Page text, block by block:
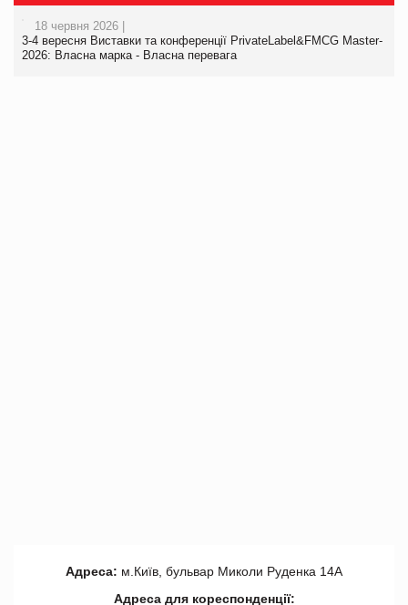
18 червня 2026 |
3-4 вересня Виставки та конференції PrivateLabel&FMCG Master-
2026: Власна марка - Власна перевага
Адреса: м.Київ, бульвар Миколи Руденка 14А
Адреса для кореспонденції: